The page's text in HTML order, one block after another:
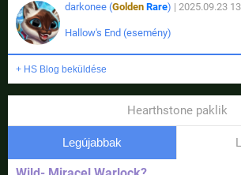
darkonee (Golden Rare) | 2025.09.23
Hallow's End (esemény)
+ HS Blog beküldése
Hearthstone paklik
Legújabbak